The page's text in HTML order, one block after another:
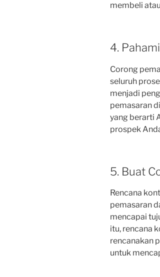
membeli
4.
Corong
seluruh
menjadi
pemasaran
yang berarti
prospek
5. Buat
Rencana
pemasaran
mencapai
itu, rencana
rencanakan
untuk